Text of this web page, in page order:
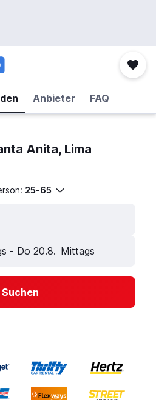
Anbieter FAQ
Anita, Lima
25-65
- Do 20.8. Mittags
Suchen